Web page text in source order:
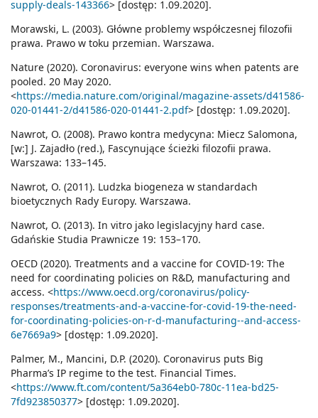
supply-deals-143366> [dostęp: 1.09.2020].
Morawski, L. (2003). Główne problemy współczesnej filozofii
prawa. Prawo w toku przemian. Warszawa.
Nature (2020). Coronavirus: everyone wins when patents are
pooled. 20 May 2020.
<https://media.nature.com/original/magazine-assets/d41586-
020-01441-2/d41586-020-01441-2.pdf> [dostęp: 1.09.2020].
Nawrot, O. (2008). Prawo kontra medycyna: Miecz Salomona,
[w:] J. Zajadło (red.), Fascynujące ścieżki filozofii prawa.
Warszawa: 133–145.
Nawrot, O. (2011). Ludzka biogeneza w standardach
bioetycznych Rady Europy. Warszawa.
Nawrot, O. (2013). In vitro jako legislacyjny hard case.
Gdańskie Studia Prawnicze 19: 153–170.
OECD (2020). Treatments and a vaccine for COVID-19: The
need for coordinating policies on R&D, manufacturing and
access. <https://www.oecd.org/coronavirus/policy-
responses/treatments-and-a-vaccine-for-covid-19-the-need-
for-coordinating-policies-on-r-d-manufacturing--and-access-
6e7669a9> [dostęp: 1.09.2020].
Palmer, M., Mancini, D.P. (2020). Coronavirus puts Big
Pharma’s IP regime to the test. Financial Times.
<https://www.ft.com/content/5a364eb0-780c-11ea-bd25-
7fd923850377> [dostęp: 1.09.2020].